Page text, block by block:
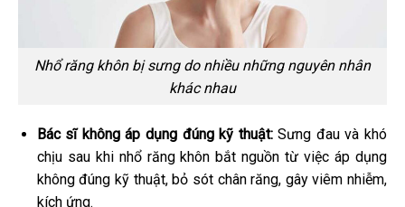
Nhổ răng khôn bị sưng do nhiều những nguyên nhân
khác nhau
Bác sĩ không áp dụng đúng kỹ thuật:Sưng đau và khó
chịu sau khi nhổ răng khôn bắt nguồn từ việc áp dụng
không đúng kỹ thuật, bỏ sót chân răng, gây viêm nhiễm,
kích ứng.